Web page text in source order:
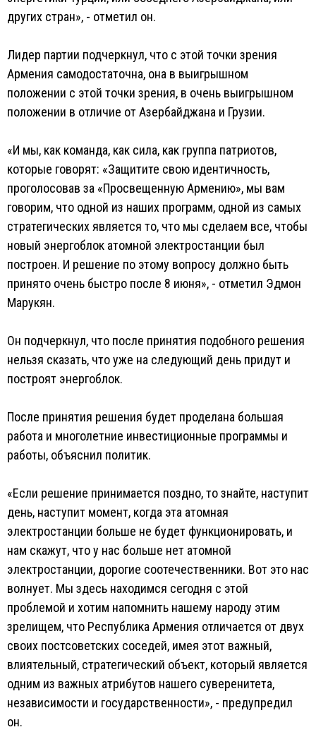
других стран», - отметил он.
Лидер партии подчеркнул, что с этой точки зрения
Армения самодостаточна, она в выигрышном
положении с этой точки зрения, в очень выигрышном
положении в отличие от Азербайджана и Грузии.
«И мы, как команда, как сила, как группа патриотов,
которые говорят: «Защитите свою идентичность,
проголосовав за «Просвещенную Армению», мы вам
говорим, что одной из наших программ, одной из самых
стратегических является то, что мы сделаем все, чтобы
новый энергоблок атомной электростанции был
построен. И решение по этому вопросу должно быть
принято очень быстро после 8 июня», - отметил Эдмон
Марукян.
Он подчеркнул, что после принятия подобного решения
нельзя сказать, что уже на следующий день придут и
построят энергоблок.
После принятия решения будет проделана большая
работа и многолетние инвестиционные программы и
работы, объяснил политик.
«Если решение принимается поздно, то знайте, наступит
день, наступит момент, когда эта атомная
электростанции больше не будет функционировать, и
нам скажут, что у нас больше нет атомной
электростанции, дорогие соотечественники. Вот это нас
волнует. Мы здесь находимся сегодня с этой
проблемой и хотим напомнить нашему народу этим
зрелищем, что Республика Армения отличается от двух
своих постсоветских соседей, имея этот важный,
влиятельный, стратегический объект, который является
одним из важных атрибутов нашего суверенитета,
независимости и государственности», - предупредил
он.